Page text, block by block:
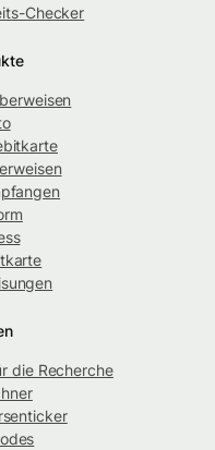
Checker
die Recherche